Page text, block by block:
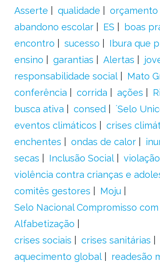
Asserte
qualidade
orçamento
abandono escolar
ES
boas
encontro
sucesso
Ibura que
ensino
garantias Alertas
responsabilidade social
Mato
conferência
corrida ações
busca ativa
consed
´Selo
eventos climáticos
crises
enchentes
ondas de calor
secas
Inclusão Social
violência contra crianças e
comitês gestores
Moju
Selo Nacional Compromisso com
Alfabetização
crises sociais
crises sanitárias
aquecimento global
readesão